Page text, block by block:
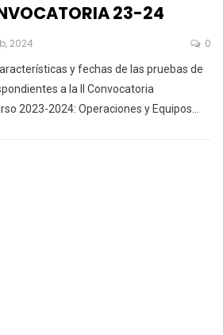
23-24
2024 0
y fechas de las pruebas de
a la II Convocatoria
2023-2024: Operaciones y Equipos